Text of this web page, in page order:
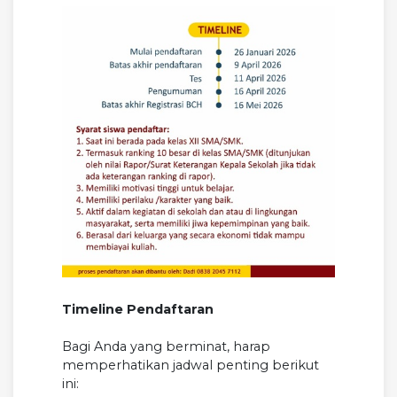
Timeline Pendaftaran
Bagi Anda yang berminat, harap
memperhatikan jadwal penting berikut
ini: